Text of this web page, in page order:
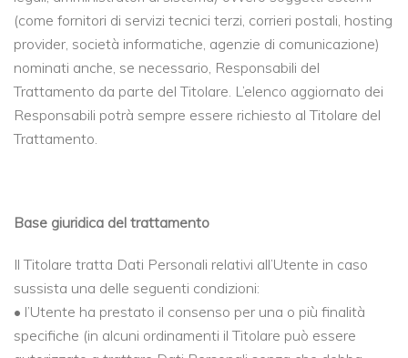
(come fornitori di servizi tecnici terzi, corrieri postali, hosting
provider, società informatiche, agenzie di comunicazione)
nominati anche, se necessario, Responsabili del
Trattamento da parte del Titolare. L’elenco aggiornato dei
Responsabili potrà sempre essere richiesto al Titolare del
Trattamento.
Base giuridica del trattamento
Il Titolare tratta Dati Personali relativi all’Utente in caso
sussista una delle seguenti condizioni:
• l’Utente ha prestato il consenso per una o più finalità
specifiche (in alcuni ordinamenti il Titolare può essere